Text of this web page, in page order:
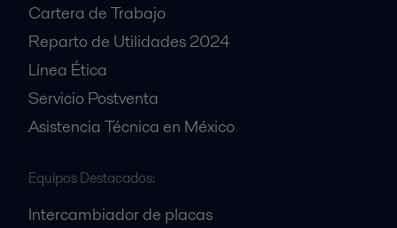
Cartera de Trabajo
Reparto de Utilidades 2024
Línea Ética
Servicio Postventa
Asistencia Técnica en México
Equipos Destacados:
Intercambiador de placas